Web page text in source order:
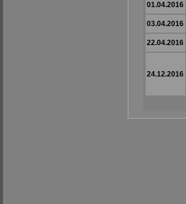
01.04.2016
03.04.2016
22.04.2016
24.12.2016